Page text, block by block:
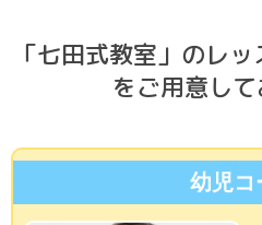
「七田式教室」のレッ
をご用意して
幼児コ